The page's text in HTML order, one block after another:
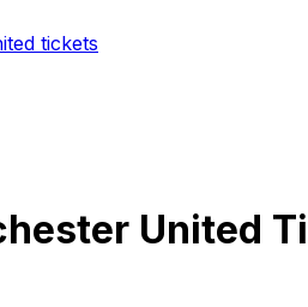
tickets
United